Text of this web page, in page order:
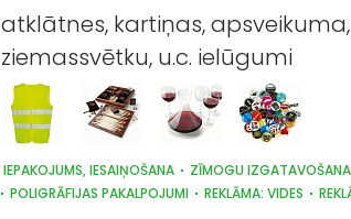
atklātnes, kartiņas, apsveikuma,
ziemassvētku, u.c. ielūgumi
IEPAKOJUMS, IESAIŅOŠANA ZĪMOGU IZGATAVOŠANA
POLIGRĀFIJAS PAKALPOJUMI
REKLĀMA: VIDES